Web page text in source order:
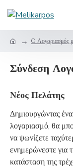
O Λογαριασμός
Σύνδεση
Νέος Πελάτης
Δημιουργώντας
λογαριασμό, θα
να ψωνίζετε
ενημερώνεστε για
κατάσταση της